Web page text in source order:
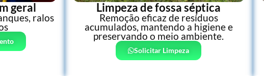
geral
ralos
Limpeza de fossa séptica
Remoção eficaz de resíduos
acumulados, mantendo a higiene e
preservando o meio ambiente.
Solicitar Limpeza